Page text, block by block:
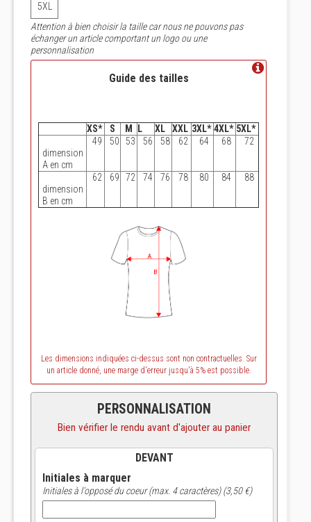
5XL
Attention à bien choisir la taille car nous ne pouvons pas
échanger un article comportant un logo ou une
personnalisation
Guide des tailles
XS* S M L XL XXL 3XL* 4XL* 5XL*
dimension
A en cm
49 50 53 56 58 62 64 68 72
dimension
B en cm
62 69 72 74 76 78 80 84 88
Les dimensions indiquées ci-dessus sont non contractuelles. Sur
un article donné, une marge d'erreur jusqu'à 5% est possible.
PERSONNALISATION
Bien vérifier le rendu avant d'ajouter au panier
DEVANT
Initiales à marquer
Initiales à l'opposé du coeur (max. 4 caractères) (3,50 €)